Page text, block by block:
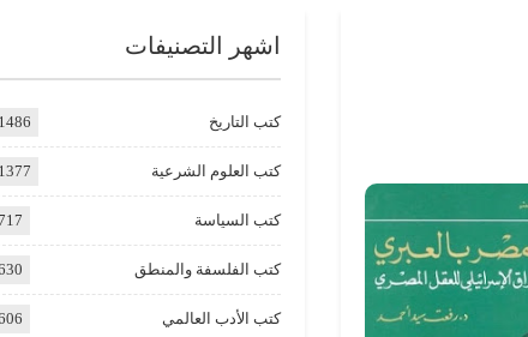
اشهر التصنيفات
كتب التاريخ 1486
كتب العلوم الشرعية 1377
كتب السياسة
كتب الفلسفة والمنطق
كتب الأدب العالمي